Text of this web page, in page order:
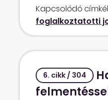
Kapcsolódó
foglalkoztatotti
6. cikk / 304